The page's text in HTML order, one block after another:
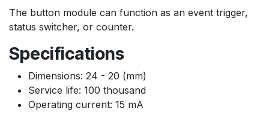
The button module can function as an event trigger,
status switcher, or counter.
Specifications
Dimensions: 24 - 20 (mm)
Service life: 100 thousand
Operating current: 15 mA